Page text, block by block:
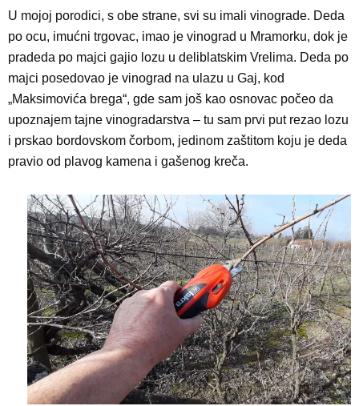
U mojoj porodici, s obe strane, svi su imali vinograde. Deda
po ocu, imućni trgovac, imao je vinograd u Mramorku, dok je
pradeda po majci gajio lozu u deliblatskim Vrelima. Deda po
majci posedovao je vinograd na ulazu u Gaj, kod
„Maksimovića brega“, gde sam još kao osnovac počeo da
upoznajem tajne vinogradarstva – tu sam prvi put rezao lozu
i prskao bordovskom čorbom, jedinom zaštitom koju je deda
pravio od plavog kamena i gašenog kreča.